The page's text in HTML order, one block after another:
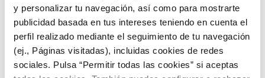
y personalizar tu navegación, así como para mostrarte
publicidad basada en tus intereses teniendo en cuenta el
perfil realizado mediante el seguimiento de tu navegación
(ej., Páginas visitadas), incluidas cookies de redes
sociales. Pulsa “Permitir todas las cookies” si aceptas
Por lo que tiene todos los ingredientes para convertirse en
uno de los nuevos aperitivos sencillos y originales de tu
recetario.
🧑‍🍳 Si el melocotón no te convence: prueba estas
recetas de huevos rellenos